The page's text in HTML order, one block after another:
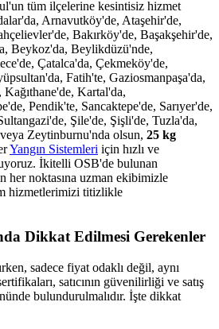
tüm ilçelerine kesintisiz hizmet
Arnavutköy'de, Ataşehir'de,
Bakırköy'de, Başakşehir'de,
Beykoz'da, Beylikdüzü'nde,
Çatalca'da, Çekmeköy'de,
Fatih'te, Gaziosmanpaşa'da,
Kartal'da,
Pendik'te, Sancaktepe'de, Sarıyer'de,
Şile'de, Şişli'de, Tuzla'da,
Zeytinburnu'nda olsun, 25 kg
Yangın Sistemleri için hızlı ve
İkitelli OSB'de bulunan
her noktasına uzman ekibimizle
hizmetlerimizi titizlikle
Dikkat Edilmesi Gerekenler
sadece fiyat odaklı değil, aynı
satıcının güvenilirliği ve satış
bulundurulmalıdır. İşte dikkat